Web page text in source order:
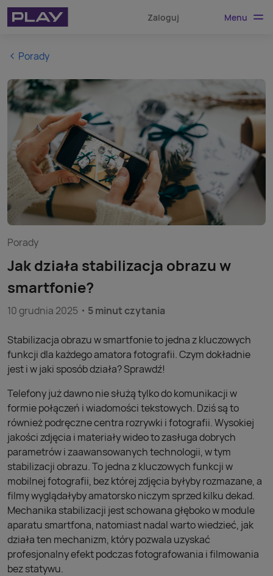
Zaloguj Menu
Porady
Porady
Jak działa stabilizacja obrazu w
smartfonie?
10 grudnia 2025 5 minut czytania
Stabilizacja obrazu w smartfonie to jedna z kluczowych
funkcji dla każdego amatora fotografii. Czym dokładnie
jest i w jaki sposób działa? Sprawdź!
Telefony już dawno nie służą tylko do komunikacji w
formie połączeń i wiadomości tekstowych. Dziś są to
również podręczne centra rozrywki i fotografii. Wysokiej
jakości zdjęcia i materiały wideo to zasługa dobrych
parametrów i zaawansowanych technologii, w tym
stabilizacji obrazu. To jedna z kluczowych funkcji w
mobilnej fotografii, bez której zdjęcia byłyby rozmazane, a
filmy wyglądałyby amatorsko niczym sprzed kilku dekad.
Mechanika stabilizacji jest schowana głęboko w module
aparatu smartfona, natomiast nadal warto wiedzieć, jak
działa ten mechanizm, który pozwala uzyskać
profesjonalny efekt podczas fotografowania i filmowania
bez statywu.